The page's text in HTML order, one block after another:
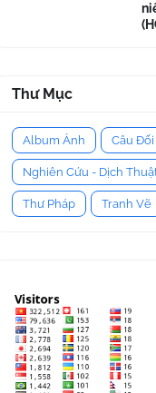
Thư Mục
Album Ảnh Câu Đối
Nghiên Cứu - Dịch
Thư Pháp Tranh Vẽ